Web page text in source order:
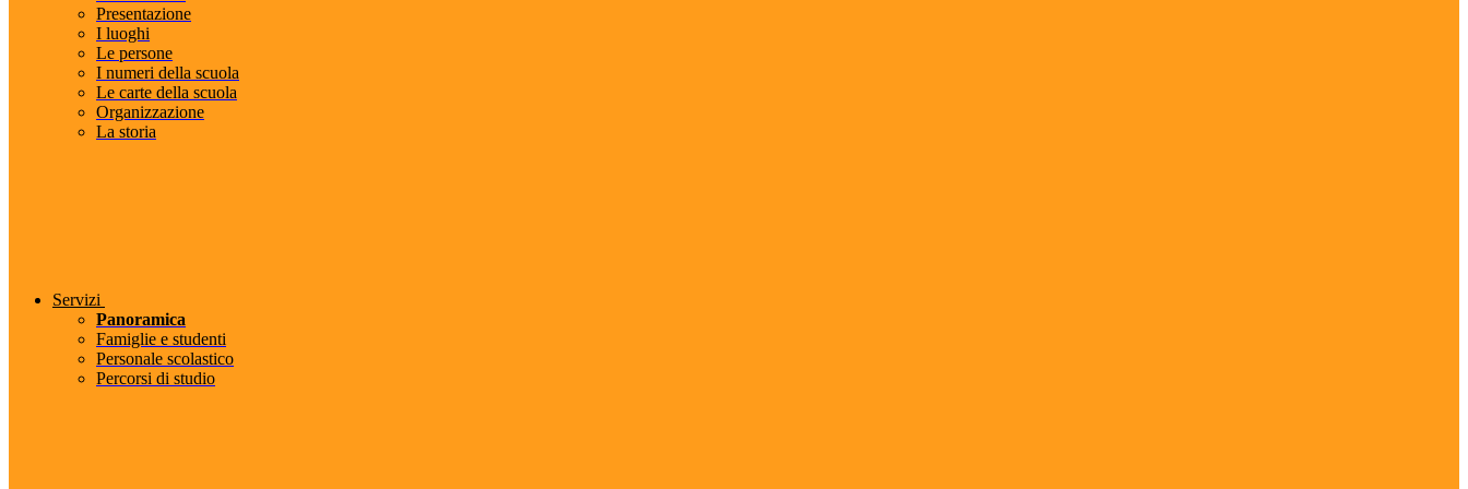
Presentazione
I luoghi
Le persone
I numeri della scuola
Le carte della scuola
Organizzazione
La storia
Servizi
Panoramica
Famiglie e studenti
Personale scolastico
Percorsi di studio